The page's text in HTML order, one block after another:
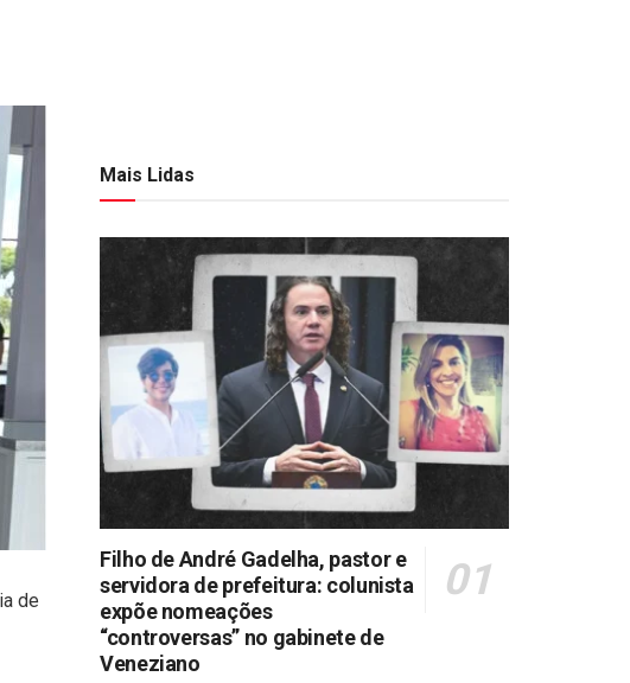
de
Mais Lidas
Filho de André Gadelha, pastor e
servidora de prefeitura: colunista
expõe nomeações
“controversas” no gabinete de
Veneziano